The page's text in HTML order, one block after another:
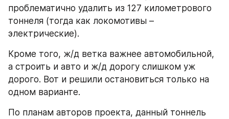
проблематично удалить из 127 километрового
тоннеля (тогда как локомотивы –
электрические).
Кроме того, ж/д ветка важнее автомобильной,
а строить и авто и ж/д дорогу слишком уж
дорого. Вот и решили остановиться только на
одном варианте.
По планам авторов проекта, данный тоннель